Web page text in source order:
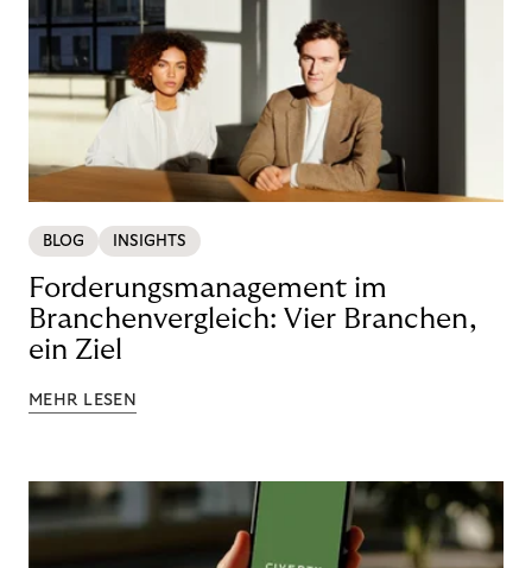
BLOG INSIGHTS
Forderungsmanagement im
Branchenvergleich: Vier Branchen,
ein Ziel
MEHR LESEN